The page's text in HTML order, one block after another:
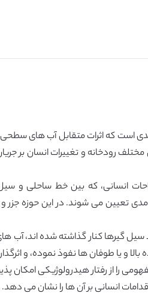
است که اثرات متقابل آب های
رودخانه و تغییرات انسان بر
تعیین می شوند. در این حوزه
سیل گیرها کنار گذاشته شده اند،
و یا طوفان ها نفوذ نموده، و
را از رفتار هیدرولوژیکی
انسانی بر آن ها را نشان می دهد.